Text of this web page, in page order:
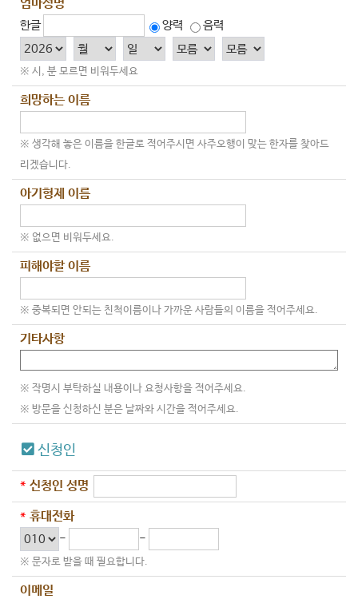
엄마성명
한글 양력 음력
※ 시, 분 모르면 비워두세요
희망하는 이름
※ 생각해 놓은 이름을 한글로 적어주시면 사주오행이 맞는 한자를 찾아드
리겠습니다.
아기형제 이름
※ 없으면 비워두세요.
피해야할 이름
※ 중복되면 안되는 친척이름이나 가까운 사람들의 이름을 적어주세요.
기타사항
※ 작명시 부탁하실 내용이나 요청사항을 적어주세요.
※ 방문을 신청하신 분은 날짜와 시간을 적어주세요.
신청인
* 신청인 성명
* 휴대전화
- -
※ 문자로 받을 때 필요합니다.
이메일